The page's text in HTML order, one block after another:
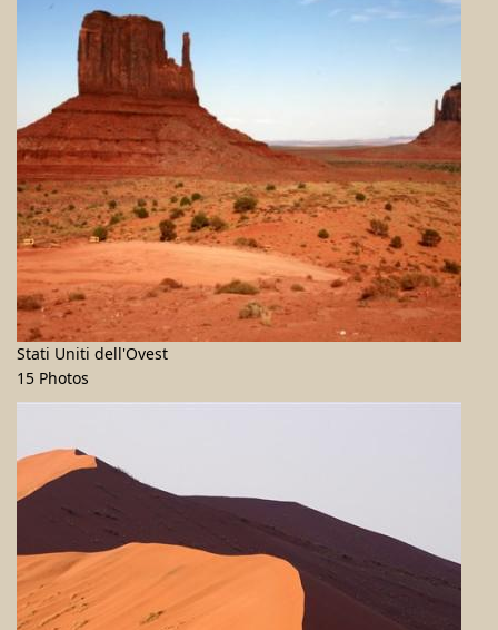
Stati Uniti dell'Ovest
15 Photos